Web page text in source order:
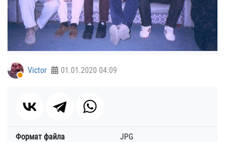
Victor 01.01.2020 04:09
Формат файла
JPG